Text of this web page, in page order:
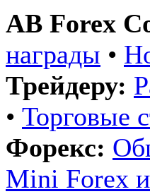
AB Forex
награды •
Трейдеру:
• Торговые
Форекс:
Mini Forex